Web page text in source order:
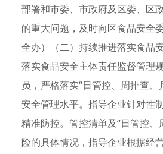
部署和市委、市政府及区委、区
的重大问题，及时向区食品安全
全办）（二）持续推进落实食品
落实食品安全主体责任监督管理
员，严格落实“日管控、周排查
安全管理水平。指导企业针对性
精准防控。管控清单及“日管控
险的具体情况，指导企业根据经